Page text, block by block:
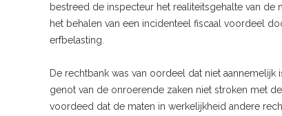
bestreed de inspecteur het realiteitsgehalte van de
het behalen van een incidenteel fiscaal voordeel
erfbelasting.
De rechtbank was van oordeel dat niet
genot van de onroerende zaken niet stroken met
voordeed dat de maten in werkelijkheid andere